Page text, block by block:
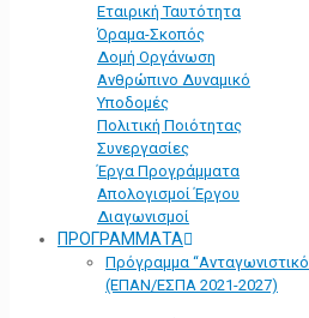
Εταιρική Ταυτότητα
Όραμα-Σκοπός
Δομή Οργάνωση
Ανθρώπινο Δυναμικό
Υποδομές
Πολιτική Ποιότητας
Συνεργασίες
Έργα Προγράμματα
Απολογισμοί Έργου
Διαγωνισμοί
ΠΡΟΓΡΑΜΜΑΤΑ
Πρόγραμμα
(ΕΠΑΝ/ΕΣΠΑ 2021-2027)